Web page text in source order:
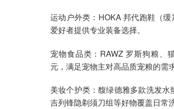
运动户外类：HOKA 邦代跑鞋（
爱好者提供专业装备选择。
宠物食品类：RAWZ 罗斯狗粮、
元，满足宠物主对高品质宠粮的需求
美妆个护类：馥绿德雅多款洗发水
吉列锋隐剃须刀组等好物覆盖日常